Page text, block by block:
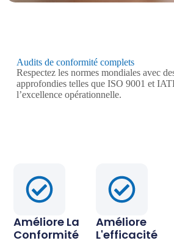
Audits de conformité complets
Respectez les normes mondiales avec
approfondies telles que ISO 9001 et
l’excellence opérationnelle.
Améliore La
Conformité
Améliore
L'efficacité